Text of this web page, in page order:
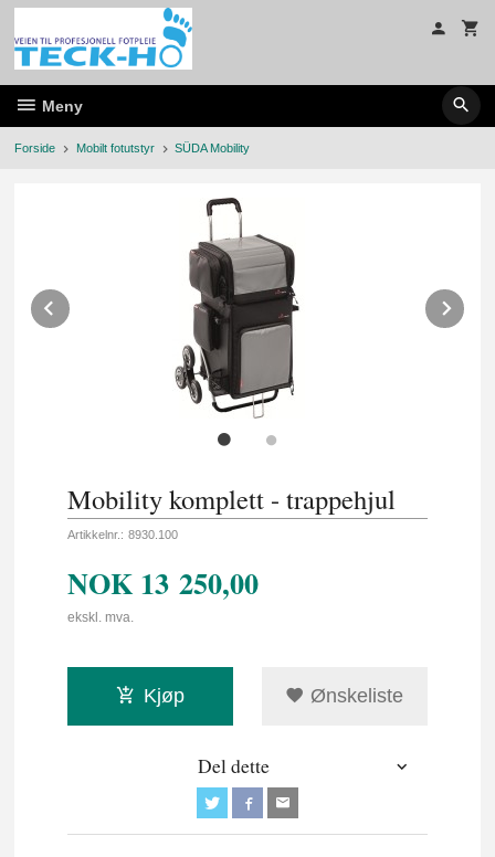
Gå
innholdet
Meny
Forside Mobilt fotutstyr SÜDA Mobility
Prev
Mobility komplett - trappehjul
Artikkelnr.: 8930.100
NOK 13 250,00
ekskl. mva.
Kjøp Ønskeliste
Del dette